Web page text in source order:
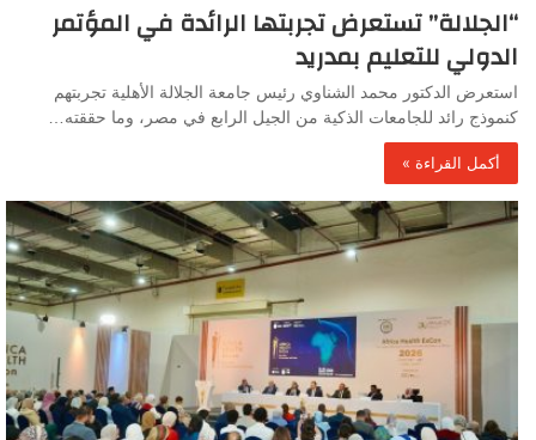
“الجلالة” تستعرض تجربتها الرائدة في المؤتمر
الدولي للتعليم بمدريد
استعرض الدكتور محمد الشناوي رئيس جامعة الجلالة الأهلية تجربتهم
كنموذج رائد للجامعات الذكية من الجيل الرابع في مصر، وما حققته…
أكمل القراءة »